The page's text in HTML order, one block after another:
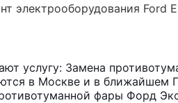
электрооборудования Ford
услугу: Замена
в Москве и в
фары Форд